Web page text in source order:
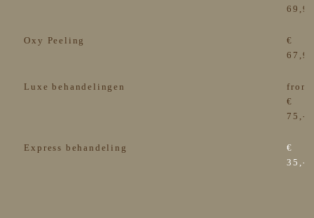
Oxy Peeling
€
Luxe behandelingen
from
€
75,-
Express behandeling
€
35,-